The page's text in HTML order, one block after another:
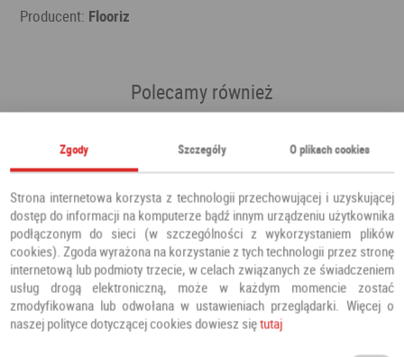
Producent: Flooriz
Polecamy również
Zgody Szczegóły O plikach cookies
Strona internetowa korzysta z technologii przechowującej i uzyskującej
dostęp do informacji na komputerze bądź innym urządzeniu użytkownika
podłączonym do sieci (w szczególności z wykorzystaniem plików
cookies). Zgoda wyrażona na korzystanie z tych technologii przez stronę
internetową lub podmioty trzecie, w celach związanych ze świadczeniem
usług drogą elektroniczną, może w każdym momencie zostać
zmodyfikowana lub odwołana w ustawieniach przeglądarki. Więcej o
naszej polityce dotyczącej cookies dowiesz siętutaj